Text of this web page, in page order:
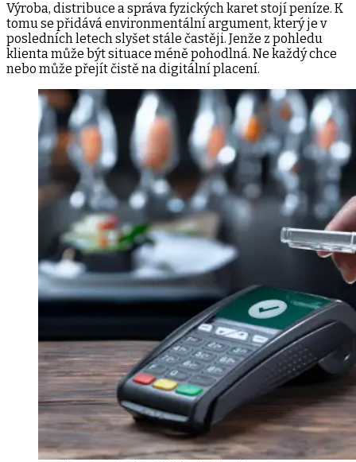
Výroba, distribuce a správa fyzických karet stojí peníze. K
tomu se přidává environmentální argument, který je v
posledních letech slyšet stále častěji. Jenže z pohledu
klienta může být situace méně pohodlná. Ne každý chce
nebo může přejít čistě na digitální placení.